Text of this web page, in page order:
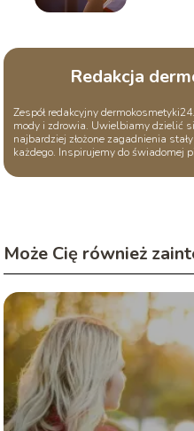
Redakcja
Zespół redakcyjny
mody i zdrowia. Uwielbiamy dzielić
najbardziej złożone zagadnienia
każdego. Inspirujemy do świadomej
Może Cię również